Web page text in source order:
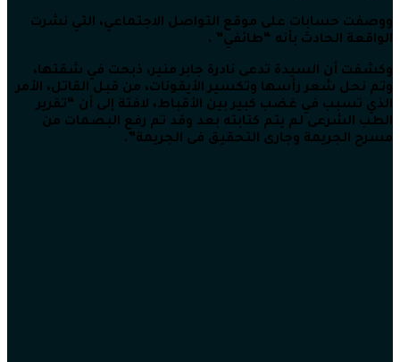
ووصفت حسابات على موقع التواصل الاجتماعي، التي نشرت
الواقعة الحادث بأنه “طائفي” .
وكشفت أن السيدة تدعى نادرة جابر منير، ذبحت في شقتها،
وتم نحل شعر رأسها وتكسير الأيقونات، من قبل القاتل، الأمر
الذي تسبب في غضب كبير بين الأقباط، لافتة إلى أن “تقرير
الطب الشرعى لم يتم كتابته بعد وقد تم رفع البصمات من
مسرح الجريمة وجارى التحقيق فى الجريمة”.